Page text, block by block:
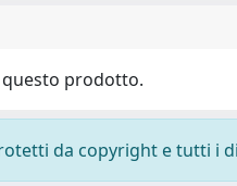
questo prodotto.
da copyright e tutti i